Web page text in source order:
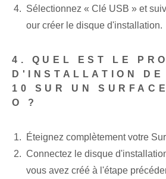
Sélectionnez « Clé USB » et
our créer le disque d'installation.
4. QUEL EST LE
D'INSTALLATION DE
10 SUR UN
O ?
Éteignez complètement votre
Connectez le disque
vous avez créé à l'étape